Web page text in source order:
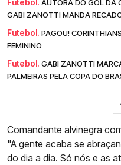
AUTORA DO GOL DA
GABI ZANOTTI MANDA
Futebol. PAGOU!
FEMININO
Futebol. GABI ZANOTTI
PALMEIRAS PELA COPA DO
Comandante alvinegra
"A gente acaba se
do dia a dia. Só nós e as